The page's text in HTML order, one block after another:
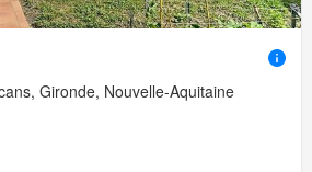
Gironde, Nouvelle-Aquitaine